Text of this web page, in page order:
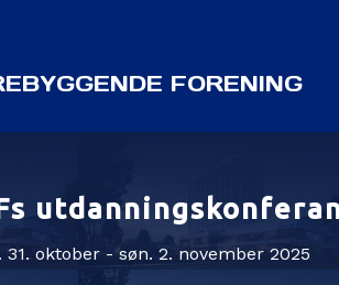
FORENING
31. oktober - søn. 2. november 2025